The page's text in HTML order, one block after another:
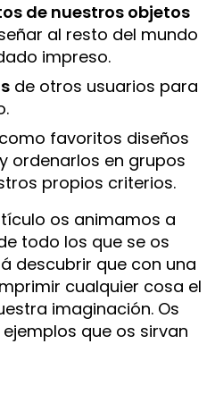
de nuestros objetos
al resto del mundo
impreso.
de otros usuarios para
favoritos diseños
ordenarlos en grupos
propios criterios.
os animamos a
todo los que se os
descubrir que con una
cualquier cosa el
imaginación. Os
que os sirvan